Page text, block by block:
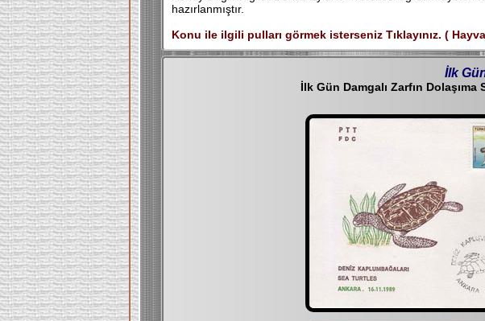
hazırlanmıştır.
Konu ile ilgili pulları görmek isterseniz Tıklayınız. (
İlk
İlk Gün Damgalı Zarfın